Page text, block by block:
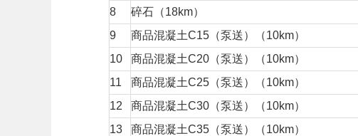
8
碎石（18km）
9
商品混凝土C15（泵送）（10km）
10
商品混凝土C20（泵送）（10km）
11
商品混凝土C25（泵送）（10km）
12
商品混凝土C30（泵送）（10km）
13
商品混凝土C35（泵送）（10km）